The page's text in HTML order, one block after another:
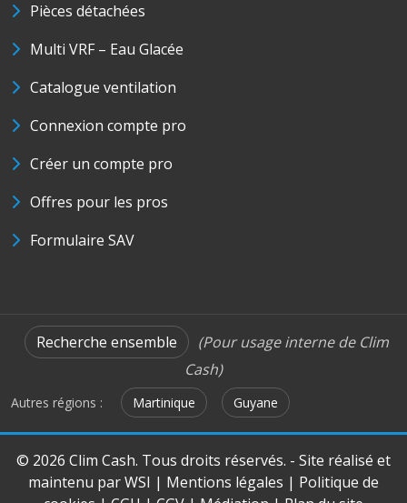
Pièces détachées
Multi VRF – Eau Glacée
Catalogue ventilation
Connexion compte pro
Créer un compte pro
Offres pour les pros
Formulaire SAV
Recherche ensemble
(Pour usage interne de Clim
Cash)
Autres régions : Martinique Guyane
© 2026 Clim Cash. Tous droits réservés. - Site réalisé et
maintenu parWSI | Mentions légales | Politique de